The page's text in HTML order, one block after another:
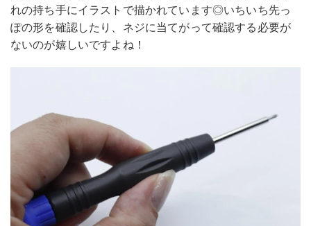
れの持ち手にイラストで描かれています◎いちいち先っ
ぽの形を確認したり、ネジに当てがって確認する必要が
ないのが嬉しいですよね！